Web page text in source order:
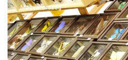
Magyarország